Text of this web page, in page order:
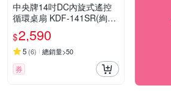
中央牌14吋DC內旋式遙控
循環桌扇 KDF-141SR(絢麗
白)
$2,590
5 (6) 總銷量>50
券